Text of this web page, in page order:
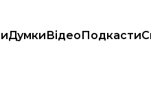
ДумкиВідеоПодкасти
Принаймні одну